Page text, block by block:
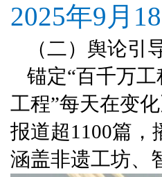
2025年9月
（二）舆论引
锚定“百千万
工程”每天在变
报道超1100篇，
涵盖非遗工坊、